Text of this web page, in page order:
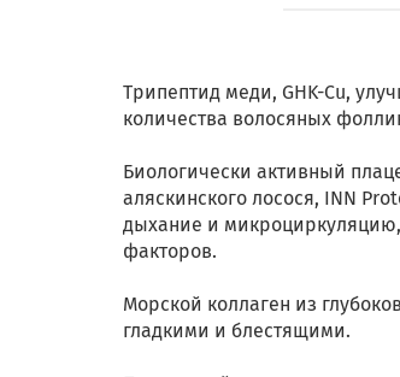
Трипептид меди, GHK-Cu,
количества волосяных
Биологически активный
аляскинского лосося, INN
дыхание и
факторов.
Морской коллаген из
гладкими и блестящими.